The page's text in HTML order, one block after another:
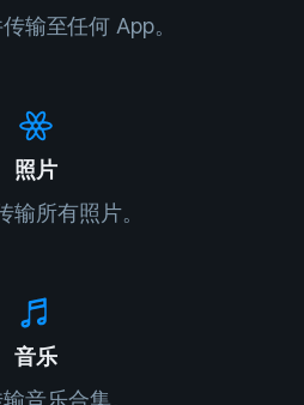
输至任何 App。
照片
输所有照片。
音乐
音乐合集。